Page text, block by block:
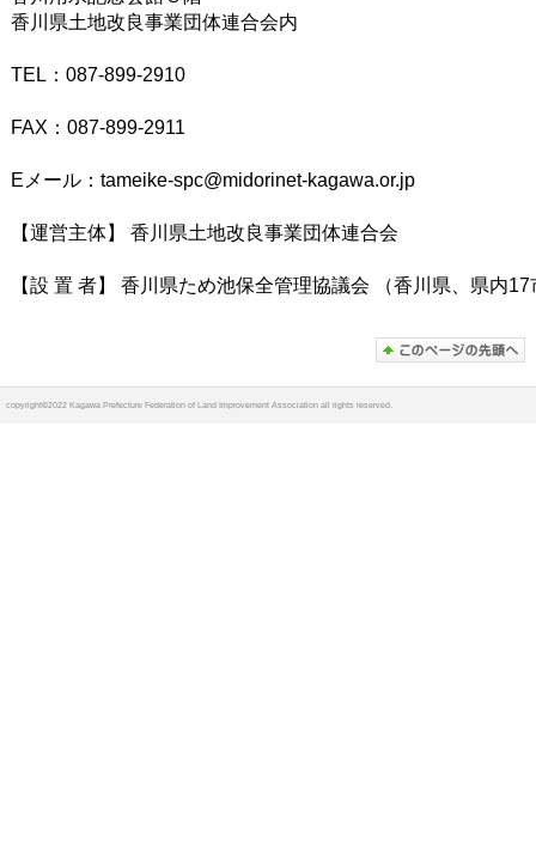
香川県土地改良事業団体連合会内
TEL：087-899-2910
FAX：087-899-2911
Eメール：tameike-spc@midorinet-kagawa.or.jp
【運営主体】 香川県土地改良事業団体連合会
【設 置 者】 香川県ため池保全管理協議会 （香川県、県内
copyright©2022 Kagawa Prefecture Federation of Land Improvement Association all rights reserved.